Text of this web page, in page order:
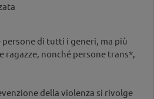
persone di tutti i generi, ma più
ragazze, nonché persone trans*,
della violenza si rivolge